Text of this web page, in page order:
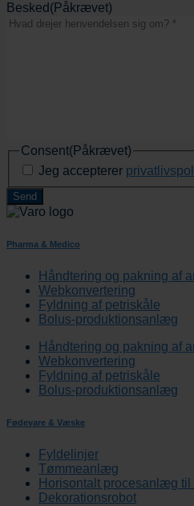
Besked (Påkrævet)
Consent(Påkrævet)
Jeg accepterer
Pharma & Medico
Håndtering og pakning af
Webkonvertering
Fyldning af petriskåle
Bolus-produktionsanlæg
Håndtering og pakning af
Webkonvertering
Fyldning af petriskåle
Bolus-produktionsanlæg
Fødevare & Væske
Fyldelinjer
Tømmeanlæg
Horisontalt procesanlæg til
Dekorationsrobot